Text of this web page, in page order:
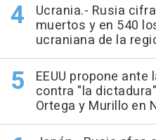
Ucrania.- Rusia
muertos y en 540
ucraniana de la
EEUU propone ante
contra "la
Ortega y Murillo en